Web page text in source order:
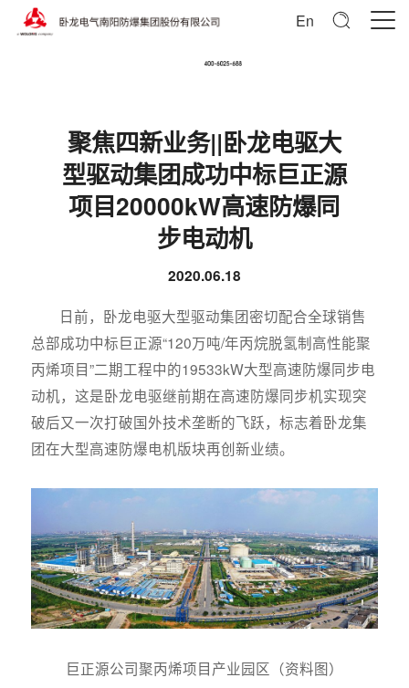
En
聚焦四新业务||卧龙电驱大
型驱动集团成功中标巨正源
项目20000kW高速防爆同
步电动机
2020.06.18
日前，卧龙电驱大型驱动集团密切配合全球销售
总部成功中标巨正源“120万吨/年丙烷脱氢制高性能聚
丙烯项目”二期工程中的19533kW大型高速防爆同步电
动机，这是卧龙电驱继前期在高速防爆同步机实现突
破后又一次打破国外技术垄断的飞跃，标志着卧龙集
团在大型高速防爆电机版块再创新业绩。
巨正源公司聚丙烯项目产业园区（资料图）